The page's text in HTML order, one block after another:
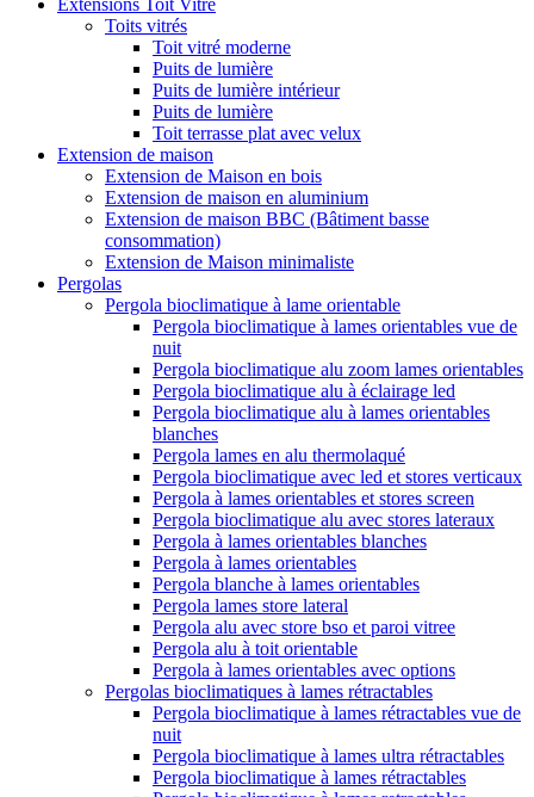
Toits vitrés
Toit vitré moderne
Puits de lumière
Puits de lumière intérieur
Puits de lumière
Toit terrasse plat avec velux
Extension de maison
Extension de Maison en bois
Extension de maison en aluminium
Extension de maison BBC (Bâtiment basse
consommation)
Extension de Maison minimaliste
Pergolas
Pergola bioclimatique à lame orientable
Pergola bioclimatique à lames orientables vue de
nuit
Pergola bioclimatique alu zoom lames orientables
Pergola bioclimatique alu à éclairage led
Pergola bioclimatique alu à lames orientables
blanches
Pergola lames en alu thermolaqué
Pergola bioclimatique avec led et stores verticaux
Pergola à lames orientables et stores screen
Pergola bioclimatique alu avec stores lateraux
Pergola à lames orientables blanches
Pergola à lames orientables
Pergola blanche à lames orientables
Pergola lames store lateral
Pergola alu avec store bso et paroi vitree
Pergola alu à toit orientable
Pergola à lames orientables avec options
Pergolas bioclimatiques à lames rétractables
Pergola bioclimatique à lames rétractables vue de
nuit
Pergola bioclimatique à lames ultra rétractables
Pergola bioclimatique à lames rétractables